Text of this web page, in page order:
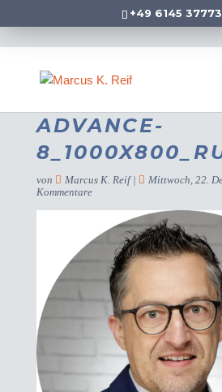
+49 6145
ADVANCE-
von Marcus K. Reif| Mittwoch, 22.
Kommentare